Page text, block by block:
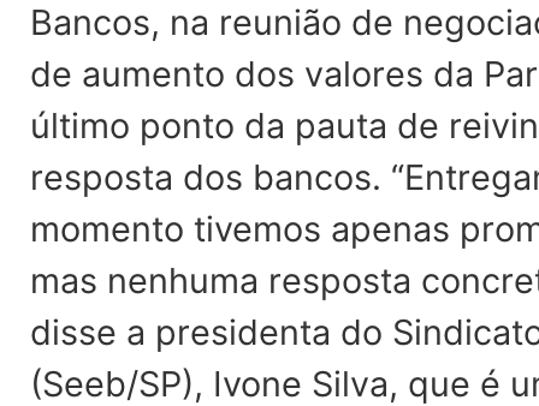
Bancos, na reunião de
de aumento dos valores da
último ponto da pauta de
resposta dos bancos.
momento tivemos apenas
mas nenhuma resposta
disse a presidenta do
(Seeb/SP), Ivone Silva, que é